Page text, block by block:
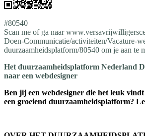
#80540
Scan me of ga naar
Doen-Communicatie/activiteiten/Vacature-
duurzaamheidsplatform/80540 om je aan te
Het duurzaamheidsplatform Nederland
naar een webdesigner
Ben jij een webdesigner die het leuk
een groeiend duurzaamheidsplatform?